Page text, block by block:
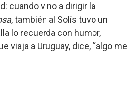
cuando vino a dirigir la
, también al Solís tuvo un
lo recuerda con humor,
viaja a Uruguay, dice, “algo me